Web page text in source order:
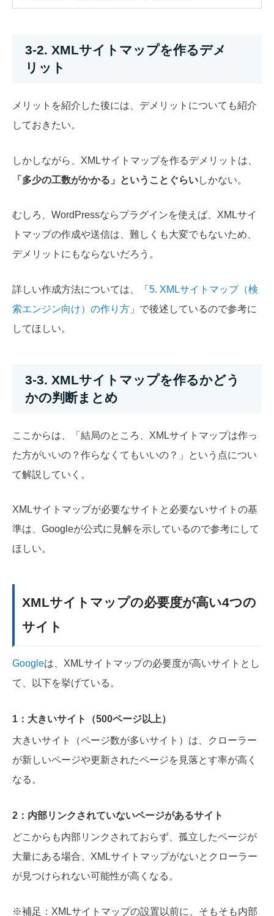
3-2. XMLサイトマップを作るデメ
リット
メリットを紹介した後には、デメリットについても紹介
しておきたい。
しかしながら、XMLサイトマップを作るデメリットは、
「多少の工数がかかる」ということぐらいしかない。
むしろ、WordPressならプラグインを使えば、XMLサイ
トマップの作成や送信は、難しくも大変でもないため、
デメリットにもならないだろう。
詳しい作成方法については、「 5. XMLサイトマップ（検
索エンジン向け）の作り方 」で後述しているので参考に
してほしい。
3-3. XMLサイトマップを作るかどう
かの判断まとめ
ここからは、「結局のところ、XMLサイトマップは作っ
た方がいいの？作らなくてもいいの？」という点につい
て解説していく。
XMLサイトマップが必要なサイトと必要ないサイトの基
準は、Googleが公式に見解を示しているので参考にして
ほしい。
XMLサイトマップの必要度が高い4つの
サイト
Googleは、XMLサイトマップの必要度が高いサイトとし
て、以下を挙げている。
1：大きいサイト（500ページ以上）
大きいサイト（ページ数が多いサイト）は、クローラー
が新しいページや更新されたページを見落とす率が高く
なる。
2：内部リンクされていないページがあるサイト
どこからも内部リンクされておらず、孤立したページが
大量にある場合、XMLサイトマップがないとクローラー
が見つけられない可能性が高くなる。
※補足：XMLサイトマップの設置以前に、そもそも内部